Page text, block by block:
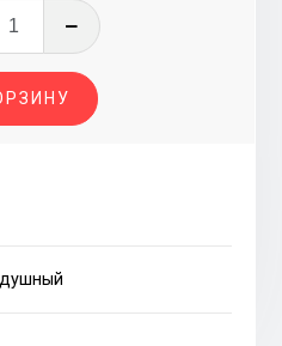
Количество
Фильтр
воздушный
Fiat
Lancia